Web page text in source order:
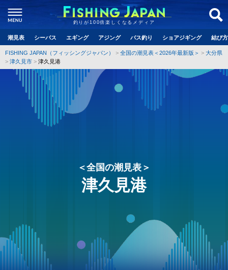
釣りが100倍楽しくなるメディア
潮見表 シーバス エギング アジング バス釣り ショアジギング 結び
FISHING JAPAN（フィッシングジャパン） 全国の潮見表＜2026年最新版＞
大分県
津久見市
津久見港
＜全国の潮見表＞
津久見港